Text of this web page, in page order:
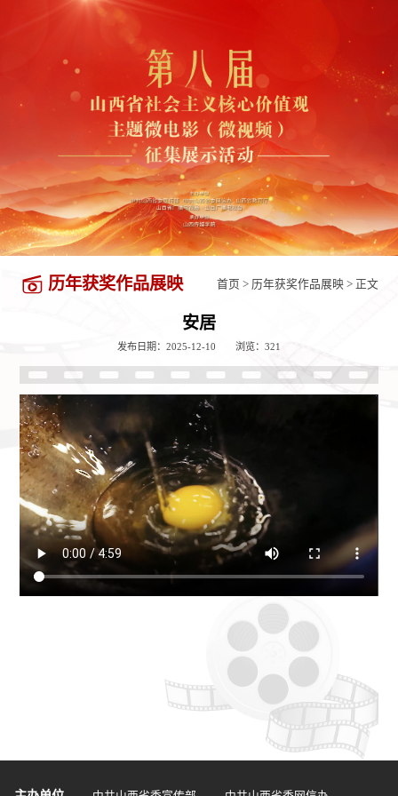
历年获奖作品展映 首页 > 历年获奖作品展映> 正文
安居
发布日期：2025-12-10 浏览： 321